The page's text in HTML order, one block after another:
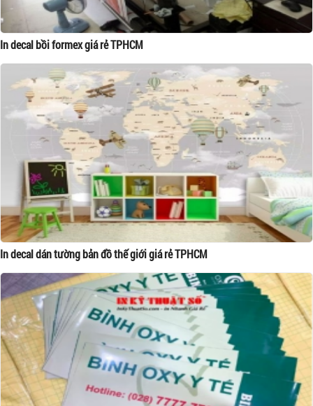
In decal bồi formex giá rẻ TPHCM
In decal dán tường bản đồ thế giới giá rẻ TPHCM